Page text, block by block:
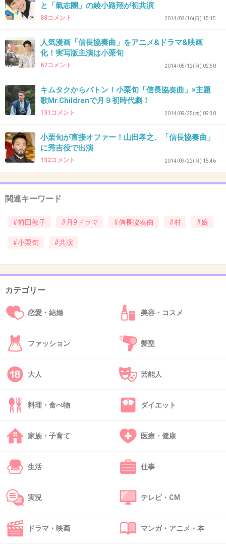
あっちゃんはすぐ役もらえる。
40. 匿名2014/10/17(金) 11:16:04
はまちゃんにし見えない...
30
さすがにこれはかわいそう・・・
夢に出そうだしやめて・・・
あっちゃん批判多いけど、私は好きだなぁ。
大島優子やこじはるより真面目で好感が持てる。たしかに演技は下手だけど、
これから頑張って欲しいです！
43. 匿名 2014/10/17(金) 11:18:02
あっちゃんは声が残念なんだよね。
うのになぁ。
の勉強するチャンスだよ。
と「氣志團」の綾小路翔が初共演
88コメント 2014/02/16(日) 15:15
人気漫画「信長協奏曲」をアニメ&ドラマ&映画
化！実写版主演は小栗旬
67コメント 2014/05/12(月) 02:50
キムタクからバトン！小栗旬「信長協奏曲」×主題
歌Mr.Childrenで月９初時代劇！
131コメント 2014/09/25(木) 09:30
小栗旬が直接オファー！山田孝之、「信長協奏曲」
に秀吉役で出演
132コメント 2014/09/22(月) 15:46
関連キーワード
#前田敦子 #月9ドラマ #信長協奏曲 #村 #娘
#小栗旬 #共演
カテゴリー
恋愛・結婚 美容・コスメ
ファッション 髪型
大人 芸能人
料理・食べ物 ダイエット
家族・子育て 医療・健康
生活 仕事
実況 テレビ・CM
ドラマ・映画 マンガ・アニメ・本